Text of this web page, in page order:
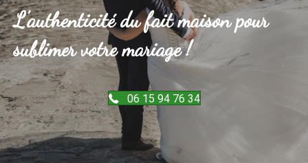
L'authenticité du fait maison pour
sublimer votre mariage !
06 15 94 76 34